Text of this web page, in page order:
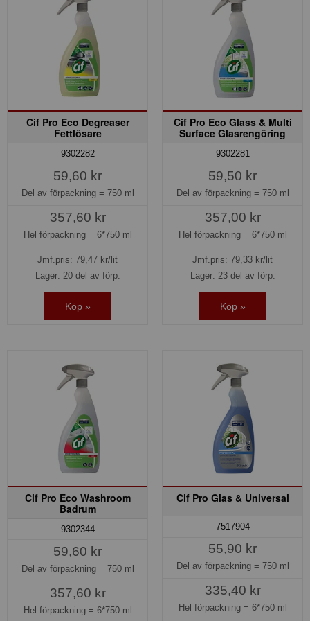
Cif Pro Eco Degreaser
Fettlösare
9302282
59,60 kr
Del av förpackning = 750 ml
357,60 kr
Hel förpackning = 6*750 ml
Jmf.pris: 79,47 kr/lit
Lager: 20 del av förp.
Köp »
Cif Pro Eco Glass & Multi
Surface Glasrengöring
9302281
59,50 kr
Del av förpackning = 750 ml
357,00 kr
Hel förpackning = 6*750 ml
Jmf.pris: 79,33 kr/lit
Lager: 23 del av förp.
Köp »
Cif Pro Eco Washroom
Badrum
9302344
59,60 kr
Del av förpackning = 750 ml
357,60 kr
Hel förpackning = 6*750 ml
Cif Pro Glas & Universal
7517904
55,90 kr
Del av förpackning = 750 ml
335,40 kr
Hel förpackning = 6*750 ml